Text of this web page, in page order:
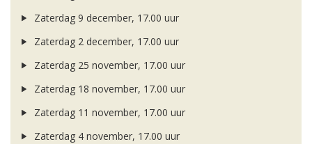
Zaterdag 9 december, 17.00 uur
Zaterdag 2 december, 17.00 uur
Zaterdag 25 november, 17.00 uur
Zaterdag 18 november, 17.00 uur
Zaterdag 11 november, 17.00 uur
Zaterdag 4 november, 17.00 uur